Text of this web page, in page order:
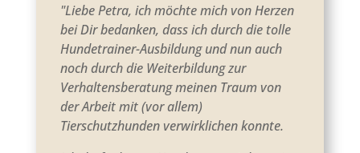
"Liebe Petra, ich möchte mich von Herzen
bei Dir bedanken, dass ich durch die tolle
Hundetrainer-Ausbildung und nun auch
noch durch die Weiterbildung zur
Verhaltensberatung meinen Traum von
der Arbeit mit (vor allem)
Tierschutzhunden verwirklichen konnte.